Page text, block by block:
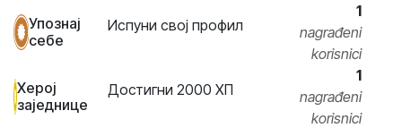
Упознај
себе
Испуни свој профил
1
nagrađeni
korisnici
Херој
заједнице
Достигни 2000 XП
1
nagrađeni
korisnici